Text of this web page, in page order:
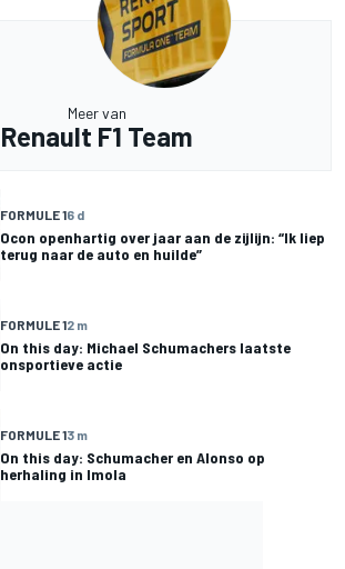
Meer van
Renault F1 Team
FORMULE 16 d
Ocon openhartig over jaar aan de zijlijn: “Ik liep
terug naar de auto en huilde”
FORMULE 12 m
On this day: Michael Schumachers laatste
onsportieve actie
FORMULE 13 m
On this day: Schumacher en Alonso op
herhaling in Imola